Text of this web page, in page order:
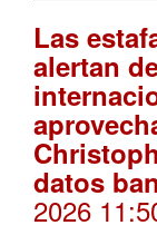
Las
alertan
datos
2026